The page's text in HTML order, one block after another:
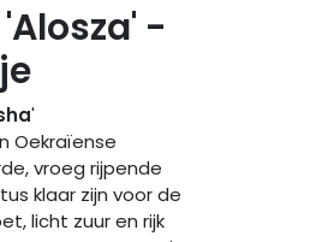
-
'
Oekraïense
vroeg rijpende
klaar zijn voor de
licht zuur en rijk